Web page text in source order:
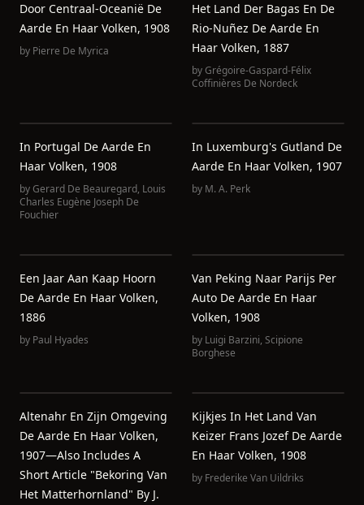
Door Centraal-Oceanië De
Aarde En Haar Volken, 1908
by Pierre De Myrica
Het Land Der Bagas En De
Rio-Nuñez De Aarde En
Haar Volken, 1887
byGrégoire-Gaspard-Félix
Coffinières De Nordeck
In Portugal De Aarde En
Haar Volken, 1908
byGerard De Beauregard, Louis
Charles Eugène Joseph De
Fouchier
In Luxemburg's Gutland De
Aarde En Haar Volken, 1907
by M. A. Perk
Een Jaar Aan Kaap Hoorn
De Aarde En Haar Volken,
1886
by Paul Hyades
Van Peking Naar Parijs Per
Auto De Aarde En Haar
Volken, 1908
by Luigi Barzini, Scipione
Borghese
Altenahr En Zijn Omgeving
De Aarde En Haar Volken,
1907—Also Includes A
Short Article "Bekoring Van
Het Matterhornland" By J.
Kijkjes In Het Land Van
Keizer Frans Jozef De Aarde
En Haar Volken, 1908
by Frederike Van Uildriks